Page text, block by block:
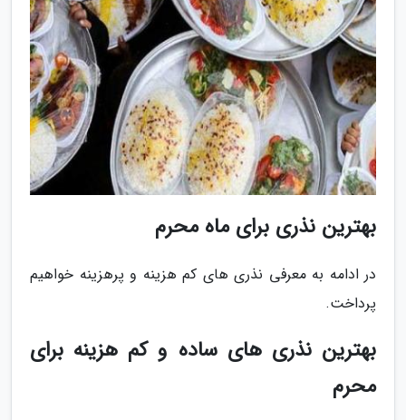
بهترین نذری برای ماه محرم
در ادامه به معرفی نذری های کم هزینه و پرهزینه خواهیم
پرداخت.
بهترین نذری های ساده و کم هزینه برای
محرم